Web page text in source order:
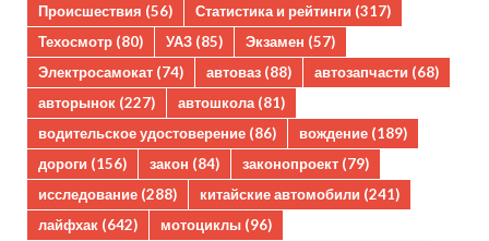
Происшествия (56) Статистика и рейтинги (317)
Техосмотр (80) УАЗ (85) Экзамен (57)
Электросамокат (74) автоваз (88) автозапчасти (68)
авторынок (227) автошкола (81)
водительское удостоверение (86) вождение (189)
дороги (156) закон (84) законопроект (79)
исследование (288) китайские автомобили (241)
лайфхак (642) мотоциклы (96)